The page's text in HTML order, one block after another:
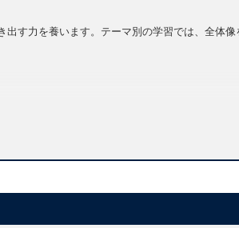
す力を養います。テーマ別の学習では、全体